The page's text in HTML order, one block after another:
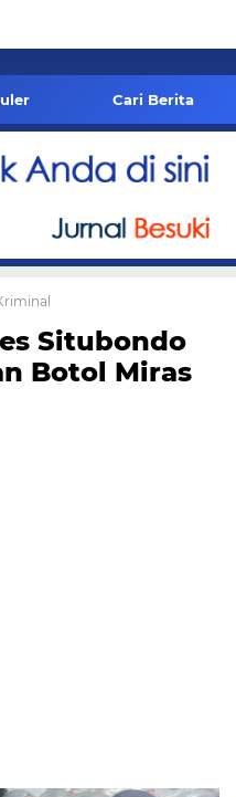
Cari Berita
Situbondo
Botol Miras